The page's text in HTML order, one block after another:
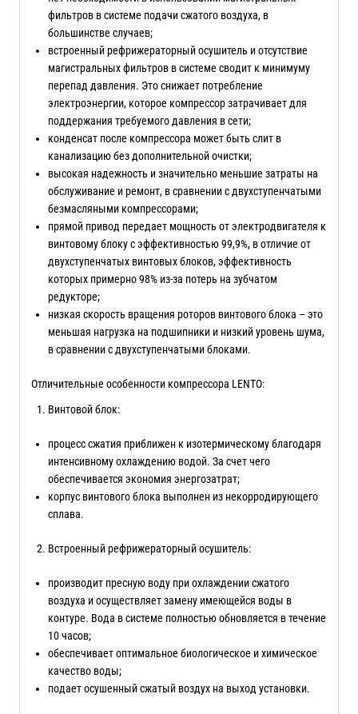
фильтров в системе подачи сжатого воздуха, в
большинстве случаев;
встроенный рефрижераторный осушитель и отсутствие
магистральных фильтров в системе сводит к минимуму
перепад давления. Это снижает потребление
электроэнергии, которое компрессор затрачивает для
поддержания требуемого давления в сети;
конденсат после компрессора может быть слит в
канализацию без дополнительной очистки;
высокая надежность и значительно меньшие затраты на
обслуживание и ремонт, в сравнении с двухступенчатыми
безмасляными компрессорами;
прямой привод передает мощность от электродвигателя к
винтовому блоку с эффективностью 99,9%, в отличие от
двухступенчатых винтовых блоков, эффективность
которых примерно 98% из-за потерь на зубчатом
редукторе;
низкая скорость вращения роторов винтового блока – это
меньшая нагрузка на подшипники и низкий уровень шума,
в сравнении с двухступенчатыми блоками.
Отличительные особенности компрессора LENTO:
Винтовой блок:
процесс сжатия приближен к изотермическому благодаря
интенсивному охлаждению водой. За счет чего
обеспечивается экономия энергозатрат;
корпус винтового блока выполнен из некорродирующего
сплава.
Встроенный рефрижераторный осушитель:
производит пресную воду при охлаждении сжатого
воздуха и осуществляет замену имеющейся воды в
контуре. Вода в системе полностью обновляется в течение
10 часов;
обеспечивает оптимальное биологическое и химическое
качество воды;
подает осушенный сжатый воздух на выход установки.